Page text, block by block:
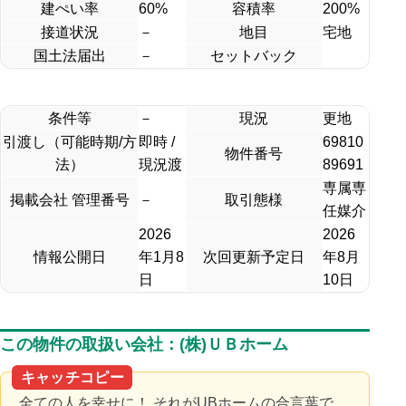
建ぺい率 60% 容積率
200%
接道状況
－ 地目
宅地
国土法届出
－ セットバック
条件等 － 現況
更地
引渡し（可能時期/方
法）
即時 /
現況渡
物件番号
69810
89691
掲載会社 管理番号 － 取引態様
専属専
任媒介
情報公開日
2026
年1月8
日
次回更新予定日
2026
年8月
10日
この物件の取扱い会社：(株)ＵＢホーム
キャッチコピー